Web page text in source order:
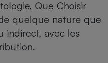
Que Choisir
quelque nature que
indirect, avec les